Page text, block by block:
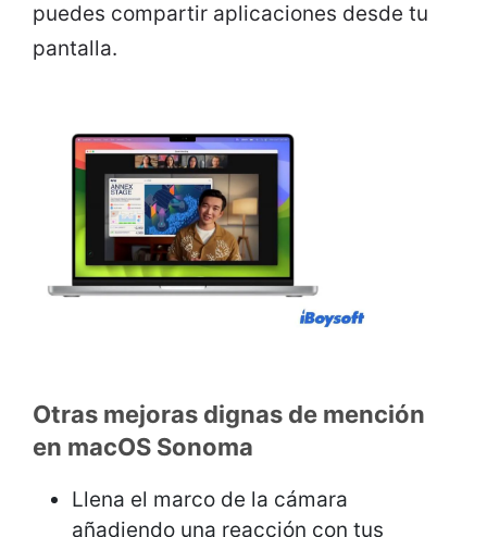
puedes compartir aplicaciones desde tu
pantalla.
Otras mejoras dignas de mención
en macOS Sonoma
Llena el marco de la cámara
añadiendo una reacción con tus